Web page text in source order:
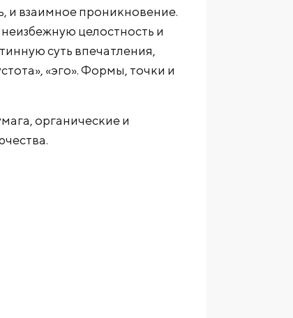
и взаимное проникновение.
целостность и
суть впечатления,
«эго». Формы, точки и
органические и